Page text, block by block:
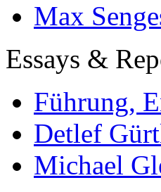
Max
Essays &
Führung,
Detlef
Michael